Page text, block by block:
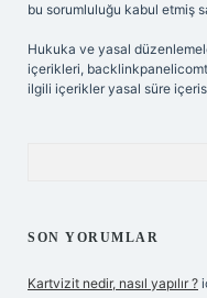
bu sorumluluğu kabul etmiş
Hukuka ve yasal
içerikleri,
ilgili içerikler yasal süre
SON YORUMLAR
Kartvizit nedir, nasıl yapılır ?